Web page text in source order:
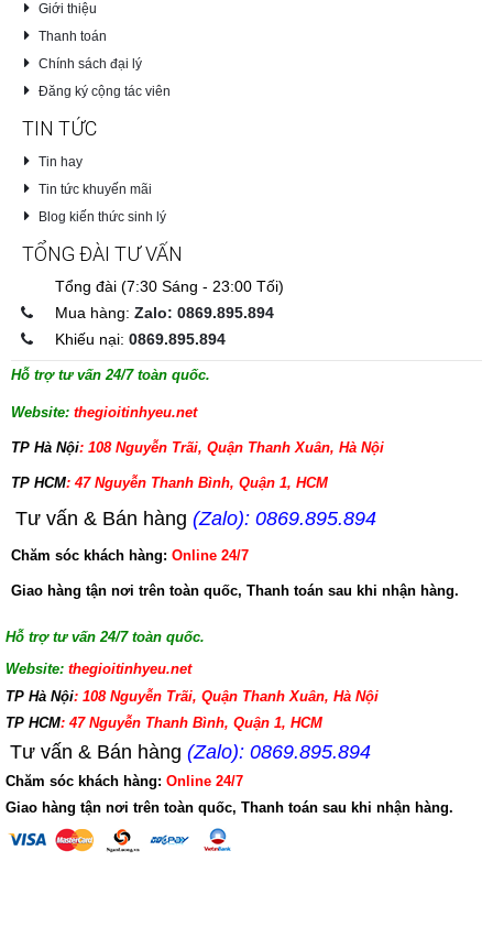
Giới thiệu
Thanh toán
Chính sách đại lý
Đăng ký cộng tác viên
TIN TỨC
Tin hay
Tin tức khuyến mãi
Blog kiến thức sinh lý
TỔNG ĐÀI TƯ VẤN
Tổng đài (7:30 Sáng - 23:00 Tối)
Mua hàng: Zalo: 0869.895.894
Khiếu nại: 0869.895.894
Hỗ trợ tư vấn 24/7 toàn quốc.
Website: thegioitinhyeu.net
TP Hà Nội: 108 Nguyễn Trãi, Quận Thanh Xuân, Hà Nội
TP HCM: 47 Nguyễn Thanh Bình, Quận 1, HCM
Tư vấn & Bán hàng (Zalo): 0869.895.894
Chăm sóc khách hàng: Online 24/7
Giao hàng tận nơi trên toàn quốc, Thanh toán sau khi nhận hàng.
Hỗ trợ tư vấn 24/7 toàn quốc.
Website: thegioitinhyeu.net
TP Hà Nội: 108 Nguyễn Trãi, Quận Thanh Xuân, Hà Nội
TP HCM: 47 Nguyễn Thanh Bình, Quận 1, HCM
Tư vấn & Bán hàng (Zalo): 0869.895.894
Chăm sóc khách hàng: Online 24/7
Giao hàng tận nơi trên toàn quốc, Thanh toán sau khi nhận hàng.